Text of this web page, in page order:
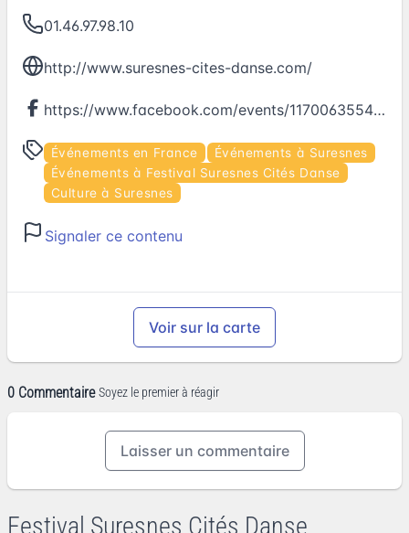
01.46.97.98.10
http://www.suresnes-cites-danse.com/
https://www.facebook.com/events/117006355465284
Événements en France
Événements à Suresnes
Événements à Festival Suresnes Cités Danse
Culture à Suresnes
Signaler ce contenu
Voir sur la carte
0 Commentaire Soyez le premier à réagir
Laisser un commentaire
Festival Suresnes Cités Danse